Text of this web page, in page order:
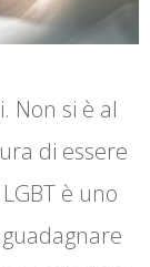
Non si è al
di essere
è uno